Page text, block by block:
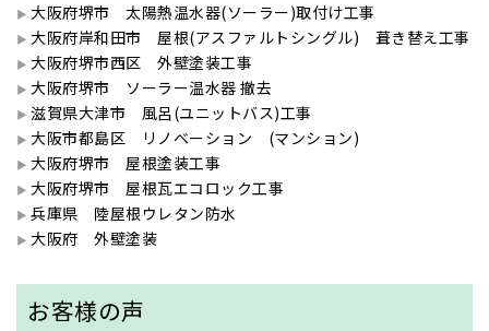
大阪府堺市 太陽熱温水器(ソーラー)取付け工事
大阪府岸和田市 屋根(アスファルトシングル) 葺き替え工事
大阪府堺市西区 外壁塗装工事
大阪府堺市 ソーラー温水器 撤去
滋賀県大津市 風呂(ユニットバス)工事
大阪市都島区 リノベーション (マンション)
大阪府堺市 屋根塗装工事
大阪府堺市 屋根瓦エコロック工事
兵庫県 陸屋根ウレタン防水
大阪府 外壁塗装
お客様の声